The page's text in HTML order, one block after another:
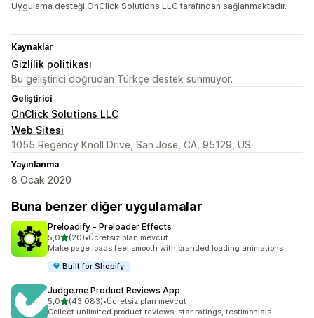
Uygulama desteği OnClick Solutions LLC tarafından sağlanmaktadır.
Kaynaklar
Gizlilik politikası
Bu geliştirici doğrudan Türkçe destek sunmuyor.
Geliştirici
OnClick Solutions LLC
Web Sitesi
1055 Regency Knoll Drive, San Jose, CA, 95129, US
Yayınlanma
8 Ocak 2020
Buna benzer diğer uygulamalar
Preloadify ‑ Preloader Effects
5,05 yıldız üzerinden
(20)
toplam 20 değerlendirme
•Ücretsiz plan mevcut
Make page loads feel smooth with branded loading animations
Built for Shopify
Judge.me Product Reviews App
5,05 yıldız üzerinden
(43.083)
toplam 43083 değerlendirme
•Ücretsiz plan mevcut
Collect unlimited product reviews, star ratings, testimonials